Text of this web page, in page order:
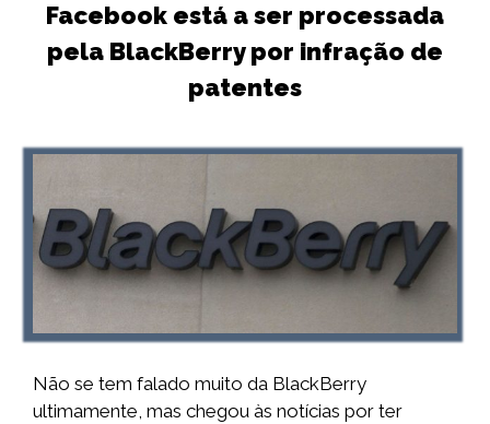
Facebook está a ser processada
pela BlackBerry por infração de
patentes
Não se tem falado muito da BlackBerry
ultimamente, mas chegou às notícias por ter